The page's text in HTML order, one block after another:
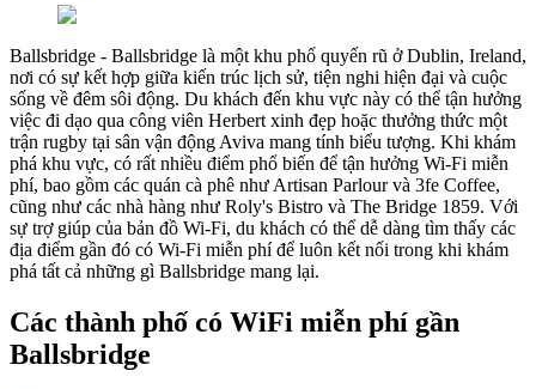
Ballsbridge - Ballsbridge là một khu phố quyến rũ ở Dublin, Ireland,
nơi có sự kết hợp giữa kiến trúc lịch sử, tiện nghi hiện đại và cuộc
sống về đêm sôi động. Du khách đến khu vực này có thể tận hưởng
việc đi dạo qua công viên Herbert xinh đẹp hoặc thưởng thức một
trận rugby tại sân vận động Aviva mang tính biểu tượng. Khi khám
phá khu vực, có rất nhiều điểm phổ biến để tận hưởng Wi-Fi miễn
phí, bao gồm các quán cà phê như Artisan Parlour và 3fe Coffee,
cũng như các nhà hàng như Roly's Bistro và The Bridge 1859. Với
sự trợ giúp của bản đồ Wi-Fi, du khách có thể dễ dàng tìm thấy các
địa điểm gần đó có Wi-Fi miễn phí để luôn kết nối trong khi khám
phá tất cả những gì Ballsbridge mang lại.
Các thành phố có WiFi miễn phí gần
Ballsbridge